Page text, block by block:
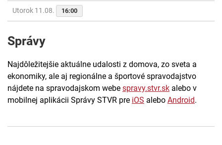
Utorok 11.08. 16:00
Správy
Najdôležitejšie aktuálne udalosti z domova, zo sveta a
ekonomiky, ale aj regionálne a športové spravodajstvo
nájdete na spravodajskom webe spravy.stvr.sk alebo v
mobilnej aplikácii Správy STVR pre iOS alebo Android.